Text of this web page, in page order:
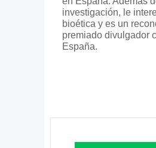
investigación, le
bioética y es un
premiado divulgador
España.